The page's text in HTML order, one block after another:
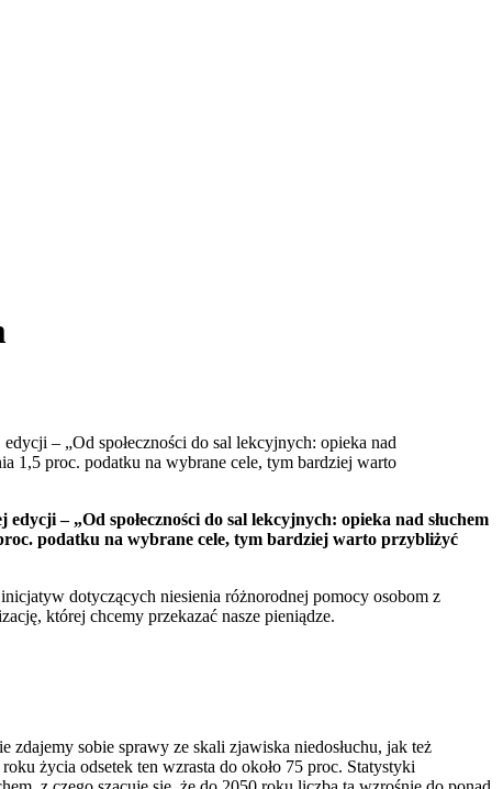
– „Od społeczności do sal lekcyjnych: opieka nad
1,5 proc. podatku na wybrane cele, tym bardziej warto
– „Od społeczności do sal lekcyjnych: opieka nad słuchem
podatku na wybrane cele, tym bardziej warto przybliżyć
dotyczących niesienia różnorodnej pomocy osobom z
której chcemy przekazać nasze pieniądze.
sobie sprawy ze skali zjawiska niedosłuchu, jak też
życia odsetek ten wzrasta do około 75 proc. Statystyki